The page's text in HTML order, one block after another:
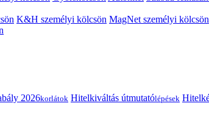
K&H személyi kölcsön MagNet személyi kölcsön
2026korlátok Hitelkiváltás útmutatólépések